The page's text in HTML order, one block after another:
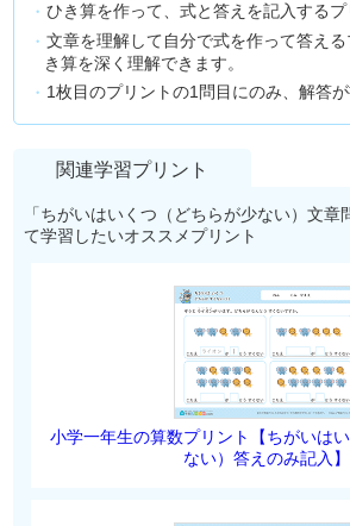
ひき算を作って、式と答えを記入するプ
文章を理解して自分で式を作って答え
き算を深く理解できます。
1枚目のプリントの1問目にのみ、解答が
関連学習プリント
「ちがいはいくつ（どちらが少ない）文章
て学習したいオススメプリント
小学一年生の算数プリント【ちがいは
ない）答えのみ記入】